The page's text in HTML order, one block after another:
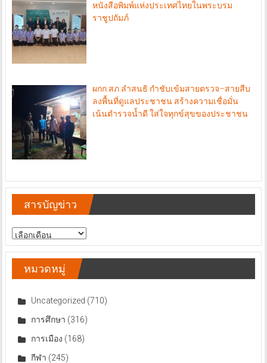
หนังสือพิมพ์แห่งประเทศไทยในพระบรม
ราชูปถัมภ์
ผกก.สภ.ลำสนธิ กำชับเข้มสายตรวจ–สายสืบ
ลงพื้นที่ดูแลประชาชน สร้างความเชื่อมั่น
เน้นตำรวจน้ำดี ใส่ใจทุกข์สุขของประชาชน
สารบัญข่าว
สารบัญ
ข่าว
หมวดหมู่
Uncategorized (710)
การศึกษา (316)
การเมือง (168)
กีฬา (245)